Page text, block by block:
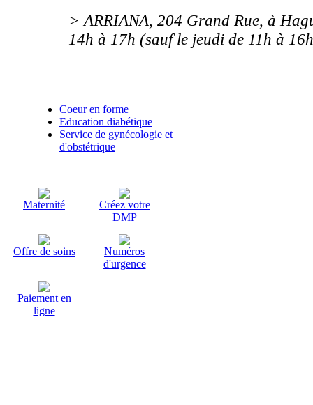
> ARRIANA, 204 Grand Rue, à
14h à 17h (sauf le jeudi de 11h à
Coeur en forme
Education diabétique
Service de gynécologie et
d'obstétrique
Maternité
Créez votre
DMP
Offre de soins
Numéros
d'urgence
Paiement en
ligne